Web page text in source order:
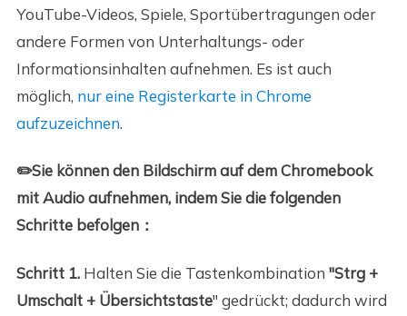
YouTube-Videos, Spiele, Sportübertragungen oder
andere Formen von Unterhaltungs- oder
Informationsinhalten aufnehmen. Es ist auch
möglich, nur eine Registerkarte in Chrome
aufzuzeichnen.
✏️Sie können den Bildschirm auf dem Chromebook
mit Audio aufnehmen, indem Sie die folgenden
Schritte befolgen：
Schritt 1.Halten Sie die Tastenkombination "Strg +
Umschalt + Übersichtstaste" gedrückt; dadurch wird